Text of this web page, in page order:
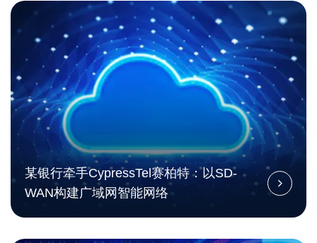
某银行牵手CypressTel赛柏特：以SD-
WAN构建广域网智能网络